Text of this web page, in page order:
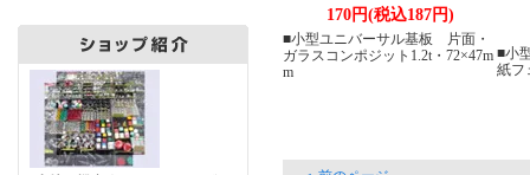
170円(税込187円)
■小型ユニバーサル基板 片面・
ガラスコンポジット1.2t・72×47m
m
■小
紙フ